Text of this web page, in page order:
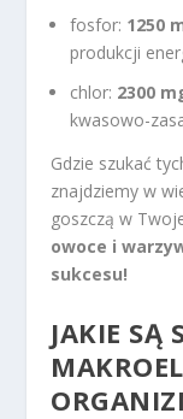
fosfor: 1250
produkcji
chlor: 2300
kwasowo-
Gdzie szukać
znajdziemy w
goszczą w
owoce i
sukcesu!
JAKIE SĄ